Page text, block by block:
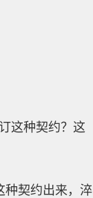
这种契约？这
种契约出来，淬